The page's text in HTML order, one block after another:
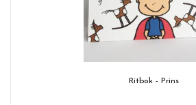
Ritbok - Prins